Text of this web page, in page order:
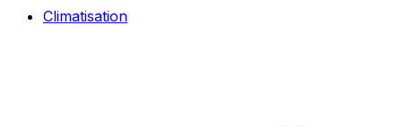
Climatisation